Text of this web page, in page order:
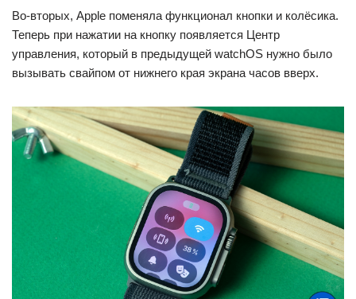
Во-вторых, Apple поменяла функционал кнопки и колёсика.
Теперь при нажатии на кнопку появляется Центр
управления, который в предыдущей watchOS нужно было
вызывать свайпом от нижнего края экрана часов вверх.